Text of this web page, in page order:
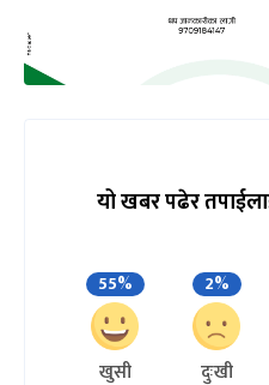
यो खबर पढेर
55%
खुसी
2%
दुःखी